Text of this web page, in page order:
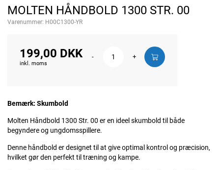
MOLTEN HÅNDBOLD 1300 STR. 00
Varenummer: H00C1300-YR
199,00 DKK
inkl. moms
- +
Bemærk: Skumbold
Molten Håndbold 1300 Str. 00 er en ideel skumbold til både
begyndere og ungdomsspillere.
Denne håndbold er designet til at give optimal kontrol og præcision,
hvilket gør den perfekt til træning og kampe.